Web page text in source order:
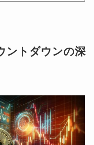
ントダウンの深